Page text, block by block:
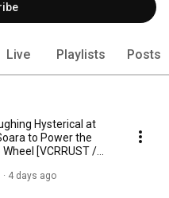
Live Playlists Posts
Hysterical at
to Power the
[VCRRUST /
4 days ago